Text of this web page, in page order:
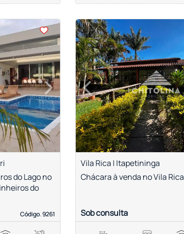
›
Next
Código. 9261
Código. 9261
do Lago no
do
<<<<
‹Previous
Vila Rica | Itapetininga
Chácara à venda no Vila Rica
Sob consulta